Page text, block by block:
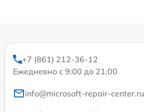
+7 (861) 212-36-12
Ежедневно с 9:00 до 21:00
info@microsoft-repair-center.ru